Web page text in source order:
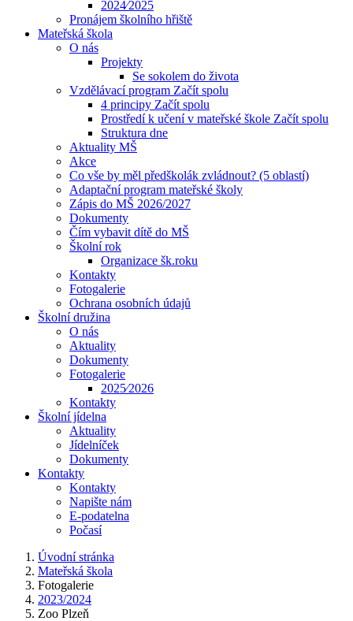
2024⁄2025
Pronájem školního hřiště
Mateřská škola
O nás
Projekty
Se sokolem do života
Vzdělávací program Začít spolu
4 principy Začít spolu
Prostředí k učení v mateřské škole Začít spolu
Struktura dne
Aktuality MŠ
Akce
Co vše by měl předškolák zvládnout? (5 oblastí)
Adaptační program mateřské školy
Zápis do MŠ 2026/2027
Dokumenty
Čím vybavit dítě do MŠ
Školní rok
Organizace šk.roku
Kontakty
Fotogalerie
Ochrana osobních údajů
Školní družina
O nás
Aktuality
Dokumenty
Fotogalerie
2025⁄2026
Kontakty
Školní jídelna
Aktuality
Jídelníček
Dokumenty
Kontakty
Kontakty
Napište nám
E-podatelna
Počasí
Úvodní stránka
Mateřská škola
Fotogalerie
2023/2024
Zoo Plzeň